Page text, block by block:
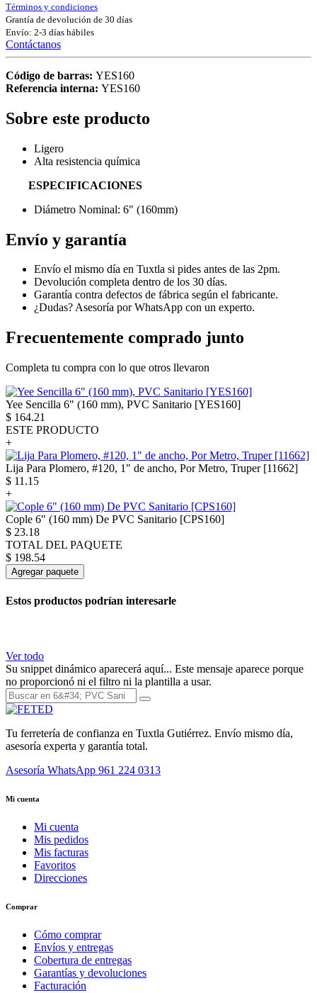
Términos y condiciones
Grantía de devolución de 30 días
Envío: 2-3 días hábiles
Contáctanos
Código de barras: YES160
Referencia interna: YES160
Sobre este producto
Ligero
Alta resistencia química
ESPECIFICACIONES
Diámetro Nominal: 6" (160mm)
Envío y garantía
Envío el mismo día en Tuxtla si pides antes de las 2pm.
Devolución completa dentro de los 30 días.
Garantía contra defectos de fábrica según el fabricante.
¿Dudas? Asesoría por WhatsApp con un experto.
Frecuentemente comprado junto
Completa tu compra con lo que otros llevaron
Yee Sencilla 6" (160 mm), PVC Sanitario [YES160]
$ 164.21
ESTE PRODUCTO
+
Lija Para Plomero, #120, 1" de ancho, Por Metro, Truper [11662]
$ 11.15
+
Cople 6" (160 mm) De PVC Sanitario [CPS160]
$ 23.18
TOTAL DEL PAQUETE
$ 198.54
Agregar paquete
Estos productos podrían interesarle
Ver todo
Su snippet dinámico aparecerá aquí... Este mensaje aparece porque
no proporcionó ni el filtro ni la plantilla a usar.
Tu ferretería de confianza en Tuxtla Gutiérrez. Envío mismo día,
asesoría experta y garantía total.
Asesoría WhatsApp 961 224 0313
Mi cuenta
Mi cuenta
Mis pedidos
Mis facturas
Favoritos
Direcciones
Comprar
Cómo comprar
Envíos y entregas
Cobertura de entregas
Garantías y devoluciones
Facturación